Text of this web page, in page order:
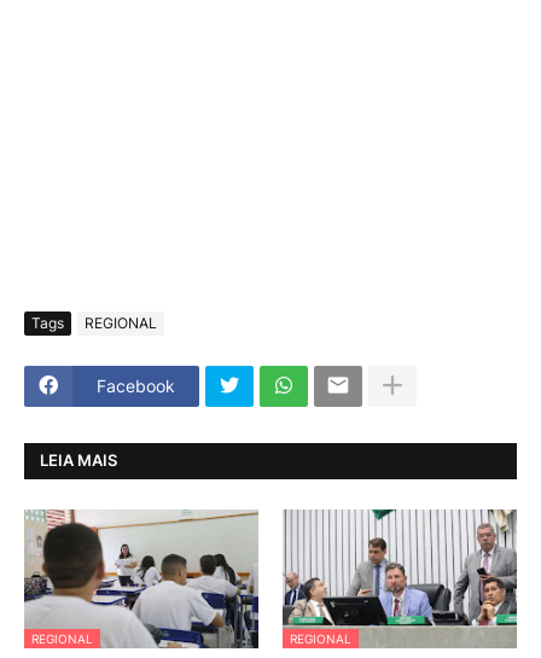
Tags REGIONAL
Facebook
LEIA MAIS
REGIONAL REGIONAL